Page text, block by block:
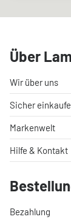
Über
Wir über uns
Sicher
Markenwelt
Hilfe & Kontakt
Bezahlung